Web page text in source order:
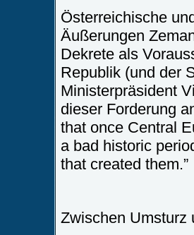
Österreichische
Äußerungen
Dekrete als
Republik (und der
Ministerpräsident
dieser Forderung
that once Central
a bad historic
that created them.”
Zwischen Umsturz